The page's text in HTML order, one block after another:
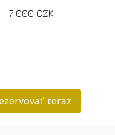
7 000 CZK
teraz